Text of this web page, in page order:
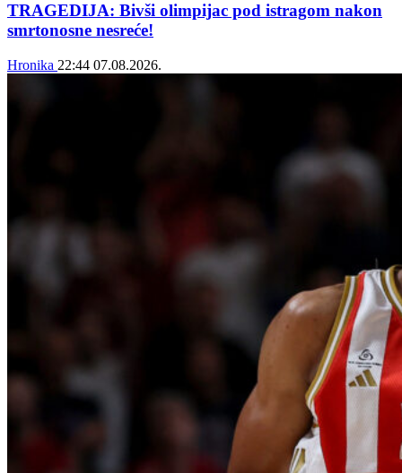
TRAGEDIJA: Bivši olimpijac pod istragom nakon
smrtonosne nesreće!
Hronika 22:44 07.08.2026.